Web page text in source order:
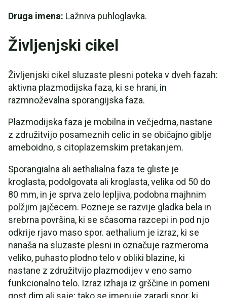
Druga imena: Lažniva puhloglavka.
Življenjski cikel
Življenjski cikel sluzaste plesni poteka v dveh fazah:
aktivna plazmodijska faza, ki se hrani, in
razmnoževalna sporangijska faza.
Plazmodijska faza je mobilna in večjedrna, nastane
z združitvijo posameznih celic in se običajno giblje
ameboidno, s citoplazemskim pretakanjem.
Sporangialna ali aethalialna faza te gliste je
kroglasta, podolgovata ali kroglasta, velika od 50 do
80 mm, in je sprva zelo lepljiva, podobna majhnim
polžjim jajčecem. Pozneje se razvije gladka bela in
srebrna površina, ki se sčasoma razcepi in pod njo
odkrije rjavo maso spor. aethalium je izraz, ki se
nanaša na sluzaste plesni in označuje razmeroma
veliko, puhasto plodno telo v obliki blazine, ki
nastane z združitvijo plazmodijev v eno samo
funkcionalno telo. Izraz izhaja iz grščine in pomeni
gost dim ali saje; tako se imenuje zaradi spor, ki